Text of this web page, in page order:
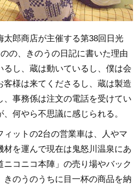
太郎商店が主催する第38回日光
の、きのうの日記に書いた理由
るし、蔵は動いているし、僕は会
客様は来てくださるし、蔵は製造
、事務係は注文の電話を受けてい
何やら不思議に感じられる。
ィットの2台の営業車は、人やマ
材を運んで現在は鬼怒川温泉にあ
ニコニコ本陣」の売り場やバック
きのうのうちに目一杯の商品を納